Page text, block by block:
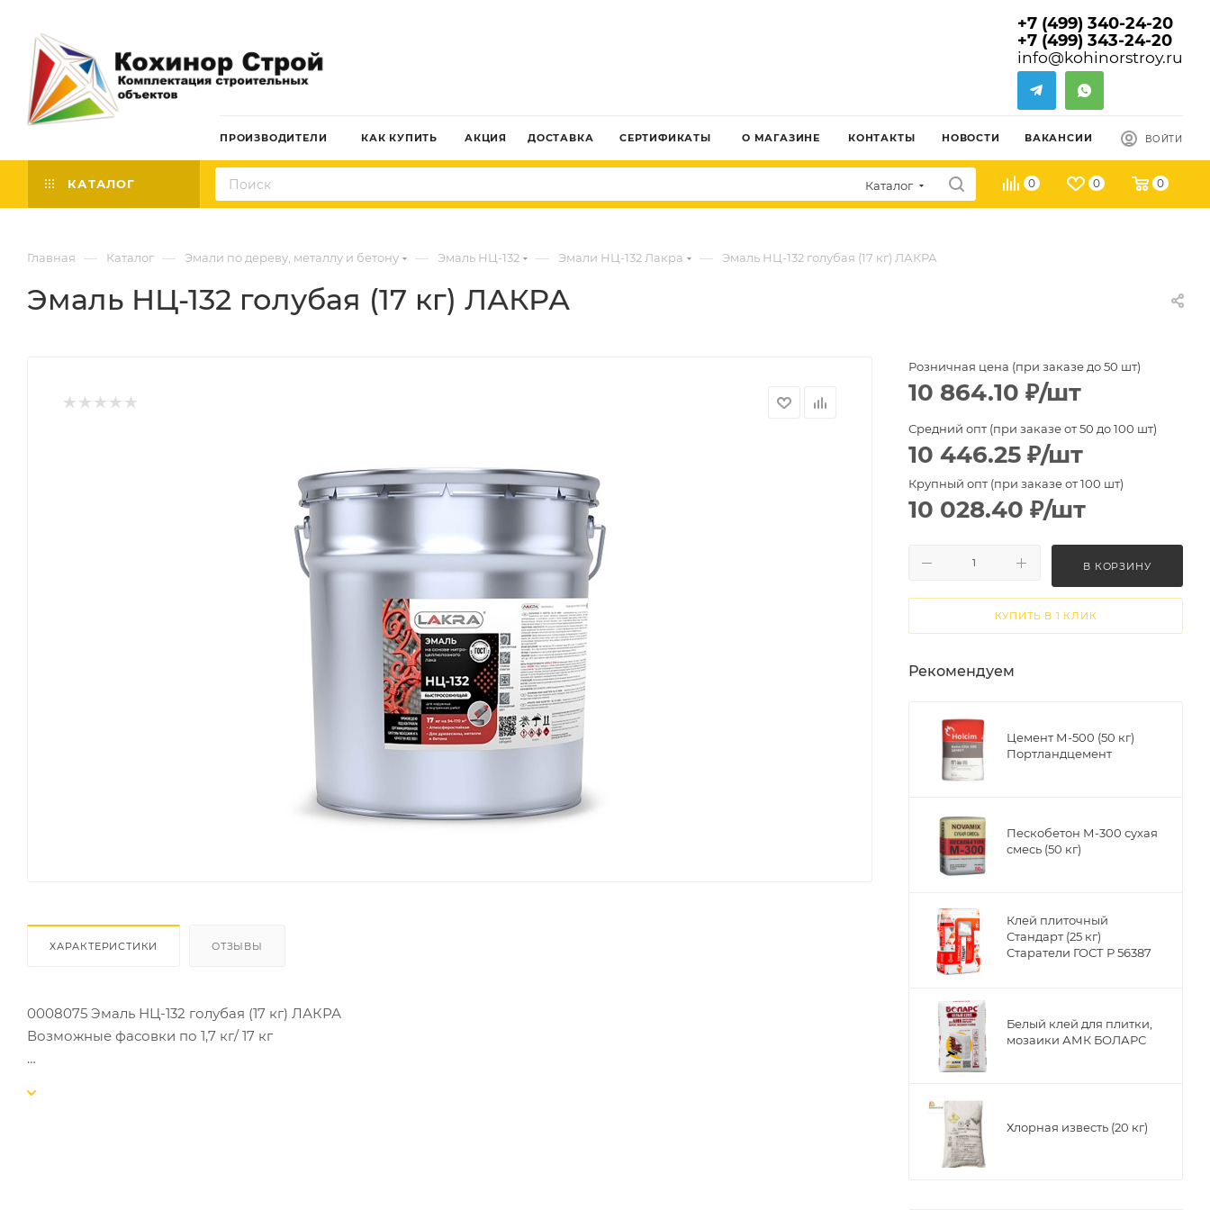
+7 (499) 340-24-20
+7 (499) 343-24-20
info@kohinorstroy.ru
ПРОИЗВОДИТЕЛИ КАК КУПИТЬ АКЦИЯ ДОСТАВКА СЕРТИФИКАТЫ О МАГАЗИНЕ КОНТАКТЫ НОВОСТИ ВАКАНСИИ ВОЙТИ
КАТАЛОГ Каталог 0 0 0
Главная — Каталог — Эмали по дереву, металлу и бетону — Эмаль НЦ-132 — Эмали НЦ-132 Лакра — Эмаль НЦ-132 голубая (17 кг) ЛАКРА
Эмаль НЦ-132 голубая (17 кг) ЛАКРА
ХАРАКТЕРИСТИКИ ОТЗЫВЫ
0008075 Эмаль НЦ-132 голубая (17 кг) ЛАКРА
Возможные фасовки по 1,7 кг/ 17 кг
Розничная цена (при заказе до 50 шт)
10 864.10 ₽/шт
Средний опт (при заказе от 50 до 100 шт)
10 446.25 ₽/шт
Крупный опт (при заказе от 100 шт)
10 028.40 ₽/шт
В КОРЗИНУ
КУПИТЬ В 1 КЛИК
Рекомендуем
Цемент М-500 (50 кг)
Портландцемент
Пескобетон М-300 сухая
смесь (50 кг)
Клей плиточный
Стандарт (25 кг)
Старатели ГОСТ Р 56387
Белый клей для плитки,
мозаики АМК БОЛАРС
Хлорная известь (20 кг)